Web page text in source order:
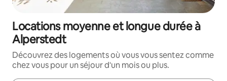
Locations moyenne et longue durée à
Alperstedt
Découvrez des logements où vous vous sentez comme
chez vous pour un séjour d'un mois ou plus.